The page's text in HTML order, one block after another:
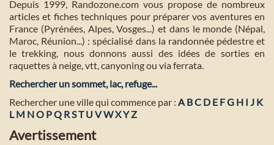
Depuis 1999, Randozone.com vous propose de nombreux
articles et fiches techniques pour préparer vos aventures en
France (Pyrénées, Alpes, Vosges...) et dans le monde (Népal,
Maroc, Réunion...) : spécialisé dans la randonnée pédestre et
le trekking, nous donnons aussi des idées de sorties en
raquettes à neige, vtt, canyoning ou via ferrata.
Rechercher un sommet, lac, refuge...
Rechercher une ville qui commence par : A BC D E FG H I J K
L M NO PQ RST U VWXYZ
Avertissement